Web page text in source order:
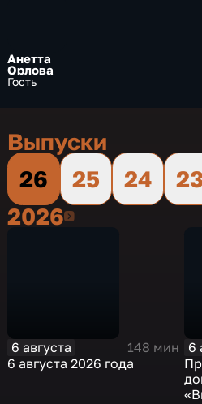
Анетта
Орлова
Гость
Выпуски
26
25 24 23
20262026
6 августа
148 мин
6 августа 2026 года
6